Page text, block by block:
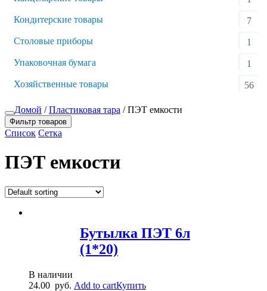
Кондитерские товары
7
Столовые приборы
1
Упаковочная бумага
1
Хозяйственные товары
56
Домой /Пластиковая тара / ПЭТ емкости
Фильтр товаров
Список Сетка
ПЭТ емкости
Бутылка ПЭТ 6л
(1*20)
В наличии
24.00 руб. Add to cartКупить